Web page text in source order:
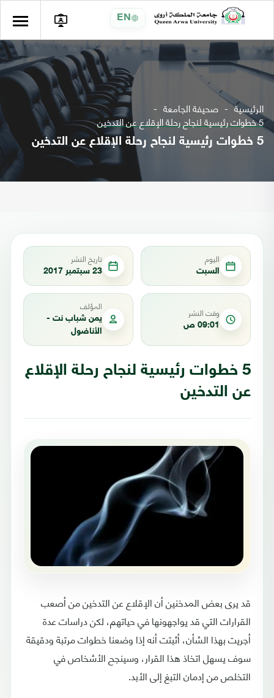
EN
الرئيسية صحيفة الجامعة
5 خطوات رئيسية لنجاح رحلة الإقلاع عن التدخين
5 خطوات رئيسية لنجاح رحلة الإقلاع عن التدخين
اليوم
السبت
تاريخ النشر
23 سبتمبر 2017
وقت النشر
09:01 ص
المؤلف
يمن شباب نت -
الأناضول
5 خطوات رئيسية لنجاح رحلة الإقلاع
عن التدخين
قد يرى بعض المدخنين أن الإقلاع عن التدخين من أصعب
القرارات التي قد يواجهونها في حياتهم، لكن دراسات عدة
أجريت بهذا الشأن، أثبتت أنه إذا وضعنا خطوات مرتبة ودقيقة
سوف يسهل اتخاذ هذا القرار، وسينجح الأشخاص في
التخلص من إدمان التبغ إلى الأبد.